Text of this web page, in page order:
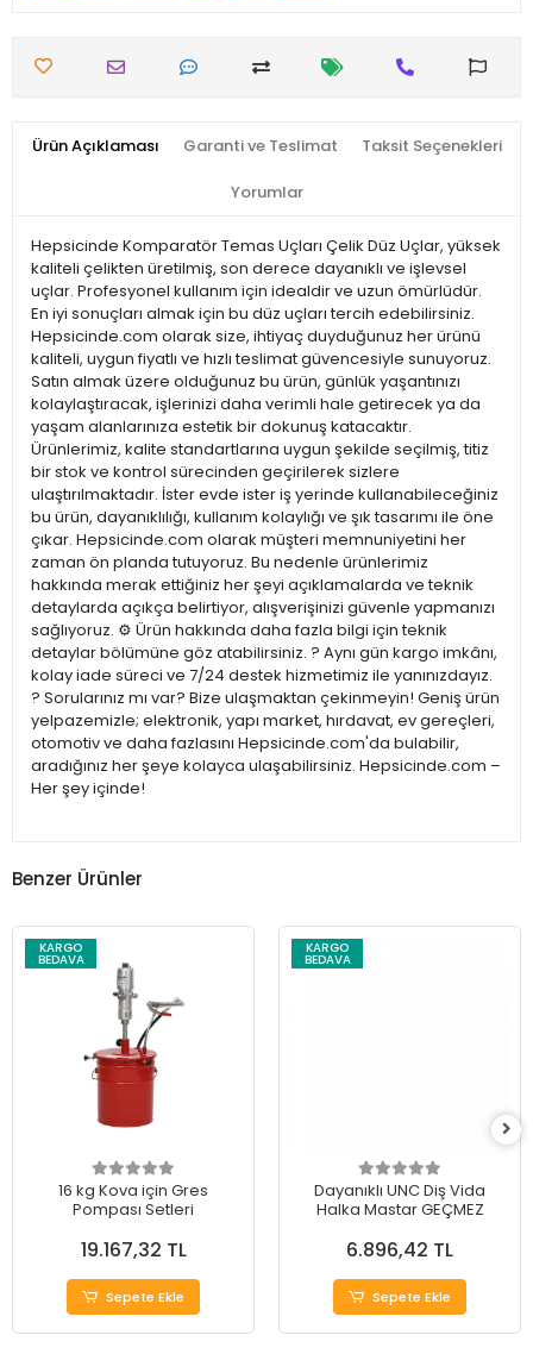
Ürün Açıklaması Garanti ve Teslimat Taksit Seçenekleri
Yorumlar
Hepsicinde Komparatör Temas Uçları Çelik Düz Uçlar, yüksek
kaliteli çelikten üretilmiş, son derece dayanıklı ve işlevsel
uçlar. Profesyonel kullanım için idealdir ve uzun ömürlüdür.
En iyi sonuçları almak için bu düz uçları tercih edebilirsiniz.
Hepsicinde.com olarak size, ihtiyaç duyduğunuz her ürünü
kaliteli, uygun fiyatlı ve hızlı teslimat güvencesiyle sunuyoruz.
Satın almak üzere olduğunuz bu ürün, günlük yaşantınızı
kolaylaştıracak, işlerinizi daha verimli hale getirecek ya da
yaşam alanlarınıza estetik bir dokunuş katacaktır.
Ürünlerimiz, kalite standartlarına uygun şekilde seçilmiş, titiz
bir stok ve kontrol sürecinden geçirilerek sizlere
ulaştırılmaktadır. İster evde ister iş yerinde kullanabileceğiniz
bu ürün, dayanıklılığı, kullanım kolaylığı ve şık tasarımı ile öne
çıkar. Hepsicinde.com olarak müşteri memnuniyetini her
zaman ön planda tutuyoruz. Bu nedenle ürünlerimiz
hakkında merak ettiğiniz her şeyi açıklamalarda ve teknik
detaylarda açıkça belirtiyor, alışverişinizi güvenle yapmanızı
sağlıyoruz. ⚙️ Ürün hakkında daha fazla bilgi için teknik
detaylar bölümüne göz atabilirsiniz. ? Aynı gün kargo imkânı,
kolay iade süreci ve 7/24 destek hizmetimiz ile yanınızdayız.
? Sorularınız mı var? Bize ulaşmaktan çekinmeyin! Geniş ürün
yelpazemizle; elektronik, yapı market, hırdavat, ev gereçleri,
otomotiv ve daha fazlasını Hepsicinde.com'da bulabilir,
aradığınız her şeye kolayca ulaşabilirsiniz. Hepsicinde.com –
Her şey içinde!
Benzer Ürünler
KARGO
BEDAVA
16 kg Kova için Gres
Pompası Setleri
19.167,32 TL
Sepete Ekle
KARGO
BEDAVA
Dayanıklı UNC Diş Vida
Halka Mastar GEÇMEZ
6.896,42 TL
Sepete Ekle